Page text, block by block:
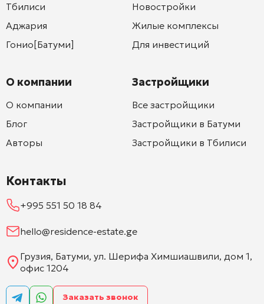
Тбилиси
Аджария
Гонио[Батуми]
О компании
О компании
Блог
Авторы
Новостройки
Жилые комплексы
Для инвестиций
Застройщики
Все застройщики
Застройщики в Батуми
Застройщики в Тбилиси
Контакты
+995 551 50 18 84
hello@residence-estate.ge
Грузия, Батуми, ул. Шерифа Химшиашвили, дом 1,
офис 1204
Заказать звонок